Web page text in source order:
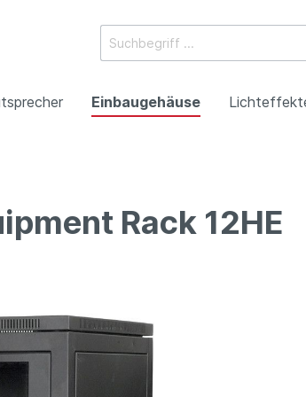
Einbaugehäuse
Mischpulte Tonsäulen
Camcorder P2HD-
Laser-
Rack 12HE